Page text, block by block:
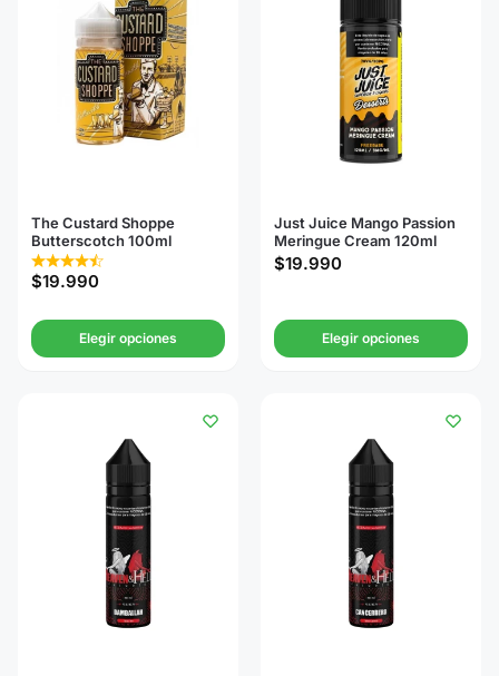
The Custard Shoppe
Butterscotch 100ml
$19.990
Elegir opciones
Just Juice Mango Passion
Meringue Cream 120ml
$19.990
Elegir opciones